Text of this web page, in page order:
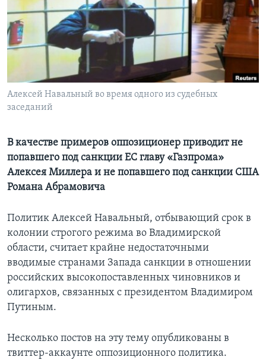
Learning English
СОЦИАЛЬНЫЕ СЕТИ
Языки
Алексей Навальный во время одного из судебных
заседаний
В качестве примеров оппозиционер приводит не
попавшего под санкции ЕС главу «Газпрома»
Алексея Миллера и не попавшего под санкции США
Романа Абрамовича
Политик Алексей Навальный, отбывающий срок в
колонии строгого режима во Владимирской
области, считает крайне недостаточными
вводимые странами Запада санкции в отношении
российских высокопоставленных чиновников и
олигархов, связанных с президентом Владимиром
Путиным.
Несколько постов на эту тему опубликованы в
твиттер-аккаунте оппозиционного политика.